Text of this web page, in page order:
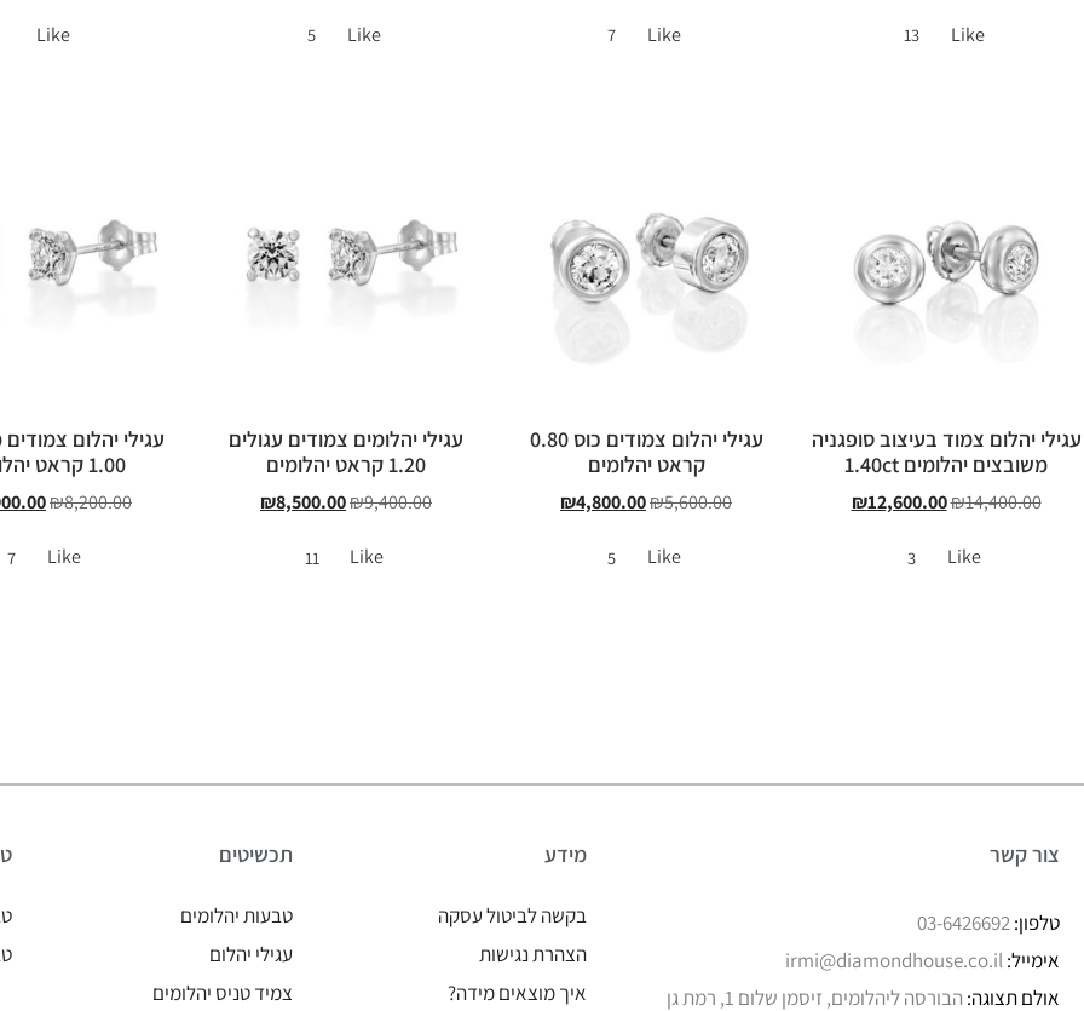
Like
13
Like
7
Like
5
Like
עגילי יהלום צמוד בעיצוב סופגניה
משובצים יהלומים 1.40ct
₪14,400.00
₪12,600.00
Like
3
עגילי יהלום צמודים כוס 0.80
קראט יהלומים
₪5,600.00
₪4,800.00
Like
5
עגילי יהלומים צמודים עגולים
1.20 קראט יהלומים
₪9,400.00
₪8,500.00
Like
11
עגילי יהלום
1.00 קראט יהלומים
₪8,200.00
Like
7
צור קשר
טלפון:03-6426692
אימייל:irmi@diamondhouse.co.il
אולם תצוגה: הבורסה ליהלומים, זיסמן שלום 1, רמת גן
מידע
בקשה לביטול עסקה
הצהרת נגישות
איך מוצאים מידה?
תכשיטים
טבעות יהלומים
עגילי יהלום
צמיד טניס יהלומים